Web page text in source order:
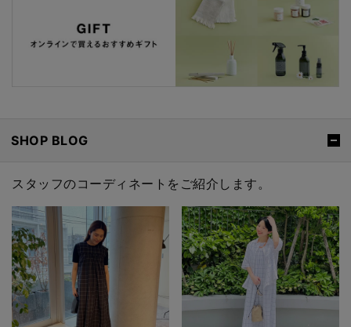
SHOP BLOG
スタッフのコーディネートをご紹介します。